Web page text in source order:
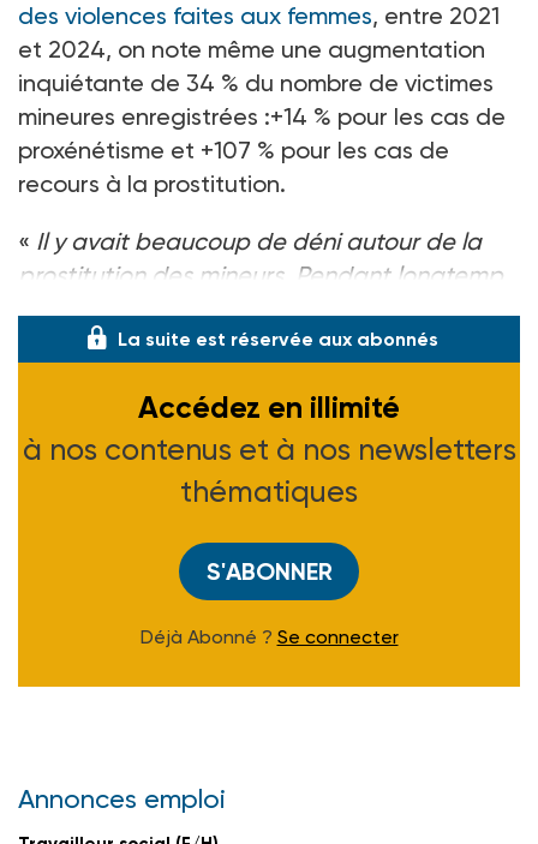
des violences faites aux femmes, entre 2021
et 2024, on note même une augmentation
inquiétante de 34 % du nombre de victimes
mineures enregistrées :+14 % pour les cas de
proxénétisme et +107 % pour les cas de
recours à la prostitution.
« Il y avait beaucoup de déni autour de la
prostitution des mineurs. Pendant longtemp
La suite est réservée aux abonnés
Accédez en illimité
à nos contenus et à nos newsletters
thématiques
S'ABONNER
Déjà Abonné ? Se connecter
Annonces emploi